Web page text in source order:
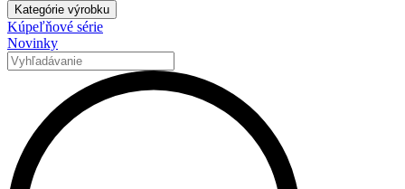
Kategórie výrobku
Kúpeľňové série
Novinky